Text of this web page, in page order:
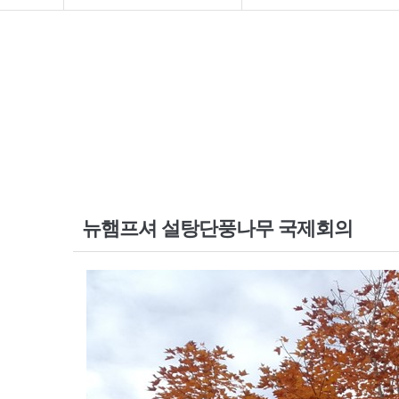
뉴햄프셔 설탕단풍나무 국제회의